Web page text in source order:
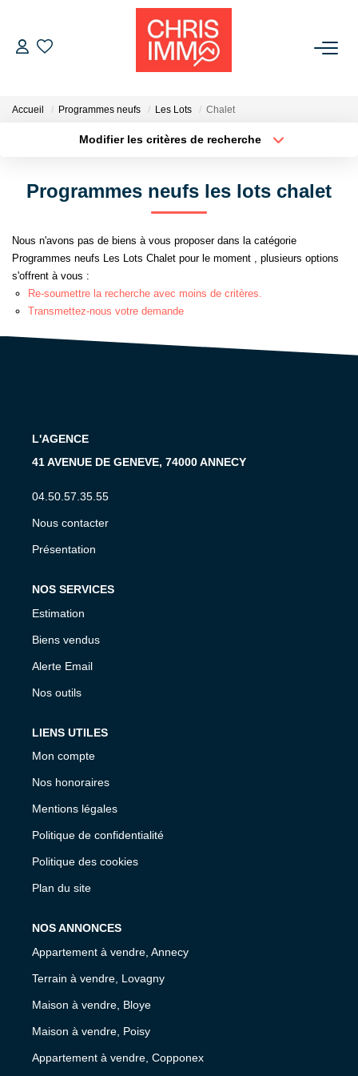
Présentation De L'agence
Accueil Programmes neufs Les Lots Chalet
Modifier les critères de recherche
Surface min
Plus de critères Créer une alerte
Programmes neufs les lots chalet
Nous n'avons pas de biens à vous proposer dans la catégorie
Programmes neufs Les Lots Chalet pour le moment , plusieurs options
s'offrent à vous :
Re-soumettre la recherche avec moins de critères.
Transmettez-nous votre demande
L'AGENCE
41 AVENUE DE GENEVE, 74000 ANNECY
04.50.57.35.55
Nous contacter
Présentation
NOS SERVICES
Estimation
Biens vendus
Alerte Email
Nos outils
LIENS UTILES
Mon compte
Nos honoraires
Mentions légales
Politique de confidentialité
Politique des cookies
Plan du site
NOS ANNONCES
Appartement à vendre, Annecy
Terrain à vendre, Lovagny
Maison à vendre, Bloye
Maison à vendre, Poisy
Appartement à vendre, Copponex